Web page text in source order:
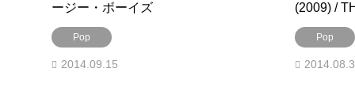
ージー・ボーイズ
Pop
2014.09.15
(2009) /
Pop